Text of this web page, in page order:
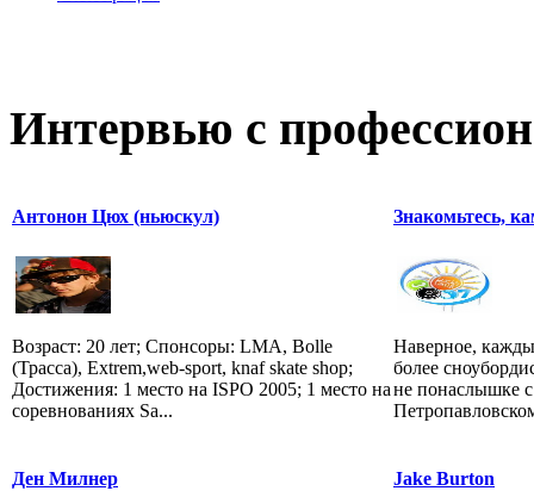
Интервью с
Антонон Цюх (ньюскул)
Возраст: 20 лет; Спонсоры: LMA, Bolle
(Трасса), Extrem,web-sport, knaf skate shop;
Достижения: 1 место на ISPO 2005; 1 место на
соревнованиях Sa...
Знакомьтесь,
Наверное,
более
не понаслышке
Ден Милнер Jake Burton